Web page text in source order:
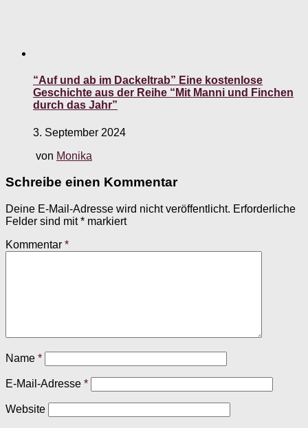
“Auf und ab im Dackeltrab” Eine kostenlose
Geschichte aus der Reihe “Mit Manni und Finchen
durch das Jahr”
3. September 2024
von Monika
Schreibe einen Kommentar
Deine E-Mail-Adresse wird nicht veröffentlicht. Erforderliche
Felder sind mit* markiert
Kommentar *
Name *
E-Mail-Adresse *
Website